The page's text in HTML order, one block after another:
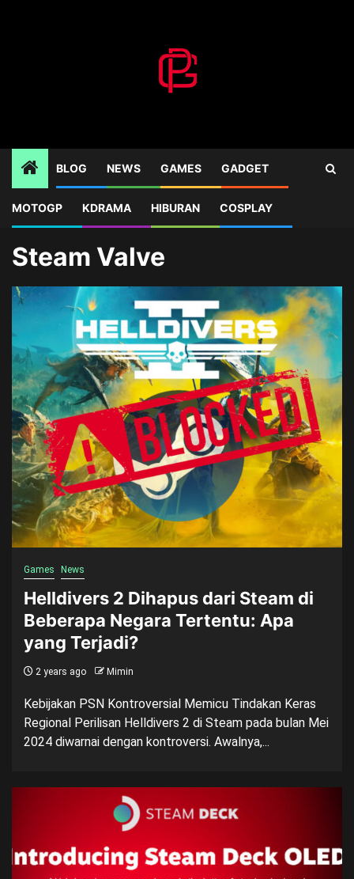
BLOG NEWS GAMES GADGET
MOTOGP KDRAMA HIBURAN COSPLAY
Home Blog Steam Valve
Steam Valve
Games News
Helldivers 2 Dihapus dari Steam di
Beberapa Negara Tertentu: Apa
yang Terjadi?
2 years ago Mimin
Kebijakan PSN Kontroversial Memicu Tindakan Keras
Regional Perilisan Helldivers 2 di Steam pada bulan Mei
2024 diwarnai dengan kontroversi. Awalnya,...